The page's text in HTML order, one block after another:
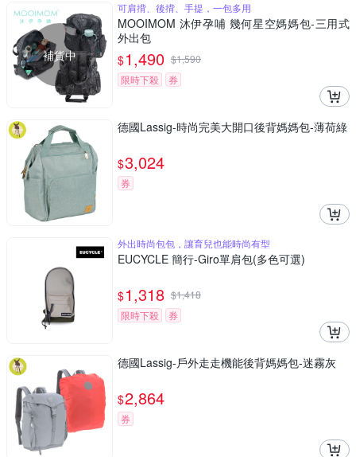
補貨中
可肩揹、後揹、手提，一包多用
MOOIMOM 沐伊孕哺 幾何星空媽媽包-三用式
外出包
$1,490 $1,590
限時下殺
券
德國Lassig-時尚完美大開口後背媽媽包-薄荷綠
$3,024
券
外出時尚包包，讓育兒也能時尚有型
EUCYCLE 簡行-Giro單肩包(多色可選)
$1,318 $1,418
限時下殺
券
德國Lassig-戶外走走機能後背媽媽包-迷霧灰
$2,864
券